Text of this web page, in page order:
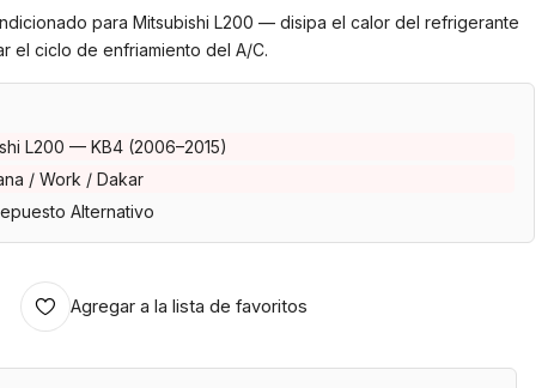
para Mitsubishi L200 — disipa el calor del refrigerante
el ciclo de enfriamiento del A/C.
L200 — KB4 (2006–2015)
/ Work / Dakar
Alternativo
Agregar a la lista de favoritos